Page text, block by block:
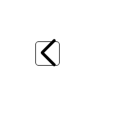
TROY